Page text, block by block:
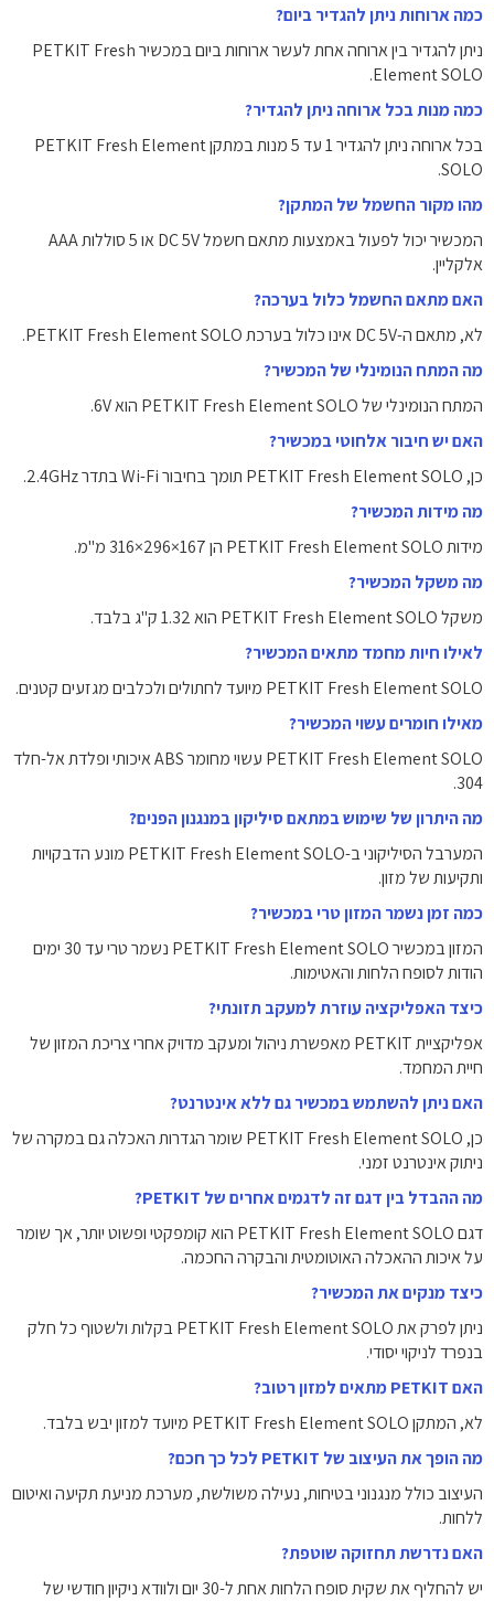
כמה ארוחות ניתן להגדיר ביום?
ניתן להגדיר בין ארוחה אחת לעשר ארוחות ביום במכשיר PETKIT Fresh
Element SOLO.
כמה מנות בכל ארוחה ניתן להגדיר?
בכל ארוחה ניתן להגדיר 1 עד 5 מנות במתקן PETKIT Fresh Element
SOLO.
מהו מקור החשמל של המתקן?
המכשיר יכול לפעול באמצעות מתאם חשמל DC 5V או 5 סוללות AAA
אלקליין.
האם מתאם החשמל כלול בערכה?
לא, מתאם ה-DC 5V אינו כלול בערכת PETKIT Fresh Element SOLO.
מה המתח הנומינלי של המכשיר?
המתח הנומינלי של PETKIT Fresh Element SOLO הוא 6V.
האם יש חיבור אלחוטי במכשיר?
כן, PETKIT Fresh Element SOLO תומך בחיבור Wi-Fi בתדר 2.4GHz.
מה מידות המכשיר?
מידות PETKIT Fresh Element SOLO הן 167×296×316 מ"מ.
מה משקל המכשיר?
משקל PETKIT Fresh Element SOLO הוא 1.32 ק"ג בלבד.
לאילו חיות מחמד מתאים המכשיר?
PETKIT Fresh Element SOLO מיועד לחתולים ולכלבים מגזעים קטנים.
מאילו חומרים עשוי המכשיר?
PETKIT Fresh Element SOLO עשוי מחומר ABS איכותי ופלדת אל-חלד
304.
מה היתרון של שימוש במתאם סיליקון במנגנון הפנים?
המערבל הסיליקוני ב-PETKIT Fresh Element SOLO מונע הדבקויות
ותקיעות של מזון.
כמה זמן נשמר המזון טרי במכשיר?
המזון במכשיר PETKIT Fresh Element SOLO נשמר טרי עד 30 ימים
הודות לסופח הלחות והאטימות.
כיצד האפליקציה עוזרת למעקב תזונתי?
אפליקציית PETKIT מאפשרת ניהול ומעקב מדויק אחרי צריכת המזון של
חיית המחמד.
האם ניתן להשתמש במכשיר גם ללא אינטרנט?
כן, PETKIT Fresh Element SOLO שומר הגדרות האכלה גם במקרה של
ניתוק אינטרנט זמני.
מה ההבדל בין דגם זה לדגמים אחרים של PETKIT?
דגם PETKIT Fresh Element SOLO הוא קומפקטי ופשוט יותר, אך שומר
על איכות ההאכלה האוטומטית והבקרה החכמה.
כיצד מנקים את המכשיר?
ניתן לפרק את PETKIT Fresh Element SOLO בקלות ולשטוף כל חלק
בנפרד לניקוי יסודי.
האם PETKIT מתאים למזון רטוב?
לא, המתקן PETKIT Fresh Element SOLO מיועד למזון יבש בלבד.
מה הופך את העיצוב של PETKIT לכל כך חכם?
העיצוב כולל מנגנוני בטיחות, נעילה משולשת, מערכת מניעת תקיעה ואיטום
ללחות.
האם נדרשת תחזוקה שוטפת?
יש להחליף את שקית סופח הלחות אחת ל-30 יום ולוודא ניקיון חודשי של